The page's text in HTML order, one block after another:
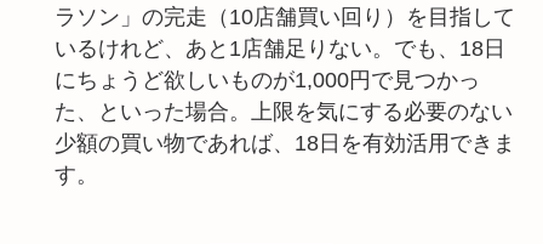
ラソン」の完走（10店舗買い回り）を目指して
いるけれど、あと1店舗足りない。でも、18日
にちょうど欲しいものが1,000円で見つかっ
た、といった場合。上限を気にする必要のない
少額の買い物であれば、18日を有効活用できま
す。